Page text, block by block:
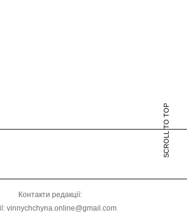
SCROLL TO TOP
Контакти редакції:
vinnychchyna.online@gmail.com